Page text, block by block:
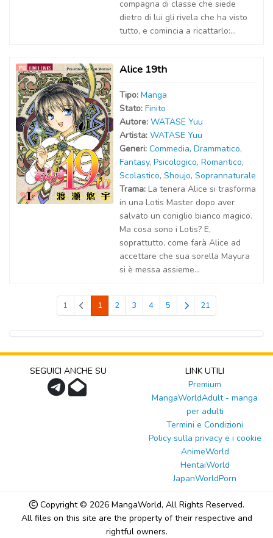
compagna di classe che siede
dietro di lui gli rivela che ha visto
tutto, e comincia a ricattarlo:...
Alice 19th
Tipo: Manga
Stato: Finito
Autore: WATASE Yuu
Artista: WATASE Yuu
Generi: Commedia, Drammatico,
Fantasy, Psicologico, Romantico,
Scolastico, Shoujo, Soprannaturale
Trama: La tenera Alice si trasforma
in una Lotis Master dopo aver
salvato un coniglio bianco magico.
Ma cosa sono i Lotis? E,
soprattutto, come farà Alice ad
accettare che sua sorella Mayura
si è messa assieme...
1 1 2 3 4 5 21
SEGUICI ANCHE SU
LINK UTILI
Premium
MangaWorldAdult - manga
per adulti
Termini e Condizioni
Policy sulla privacy e i cookie
AnimeWorld
HentaiWorld
JapanWorldPorn
Copyright © 2026 MangaWorld, All Rights Reserved.
All files on this site are the property of their respective and
rightful owners.